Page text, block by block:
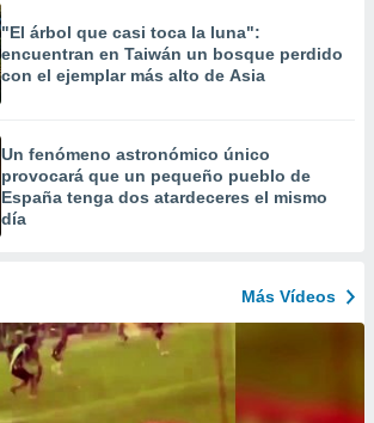
"El árbol que casi toca la luna":
encuentran en Taiwán un bosque perdido
con el ejemplar más alto de Asia
Un fenómeno astronómico único
provocará que un pequeño pueblo de
España tenga dos atardeceres el mismo
día
Más Vídeos